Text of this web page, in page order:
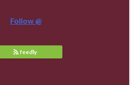
Follow @
feedly